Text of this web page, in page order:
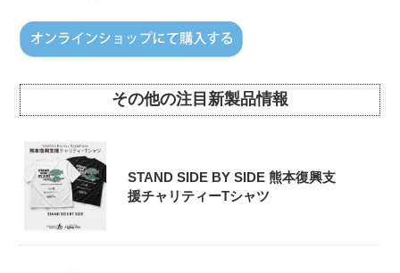
その他の注目新製品情報
STAND SIDE BY SIDE 熊本復興支
援チャリティーTシャツ